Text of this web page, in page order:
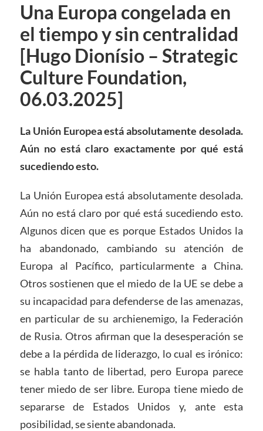
Una Europa congelada en
el tiempo y sin centralidad
[Hugo Dionísio – Strategic
Culture Foundation,
06.03.2025]
La Unión Europea está absolutamente desolada.
Aún no está claro exactamente por qué está
sucediendo esto.
La Unión Europea está absolutamente desolada.
Aún no está claro por qué está sucediendo esto.
Algunos dicen que es porque Estados Unidos la
ha abandonado, cambiando su atención de
Europa al Pacífico, particularmente a China.
Otros sostienen que el miedo de la UE se debe a
su incapacidad para defenderse de las amenazas,
en particular de su archienemigo, la Federación
de Rusia. Otros afirman que la desesperación se
debe a la pérdida de liderazgo, lo cual es irónico:
se habla tanto de libertad, pero Europa parece
tener miedo de ser libre. Europa tiene miedo de
separarse de Estados Unidos y, ante esta
posibilidad, se siente abandonada.